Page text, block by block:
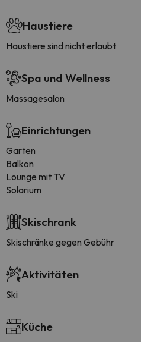
Haustiere
Haustiere sind nicht erlaubt
Spa und Wellness
Massagesalon
Einrichtungen
Garten
Balkon
Lounge mit TV
Solarium
Skischrank
Skischränke gegen Gebühr
Aktivitäten
Ski
Küche